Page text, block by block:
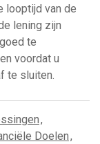
looptijd van de
lening zijn
te
voordat u
te sluiten.
,
Doelen,